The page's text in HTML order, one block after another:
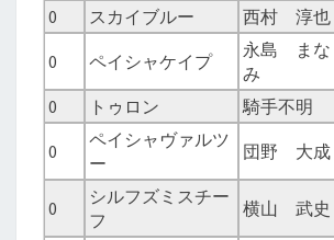
0
スカイブルー 西村 淳也
0 ペイシャケイプ
永島 まな
み
0 トゥロン 騎手不明
0
ペイシャヴァルツ
ー
団野 大成
0
シルフズミスチー
フ
横山 武史